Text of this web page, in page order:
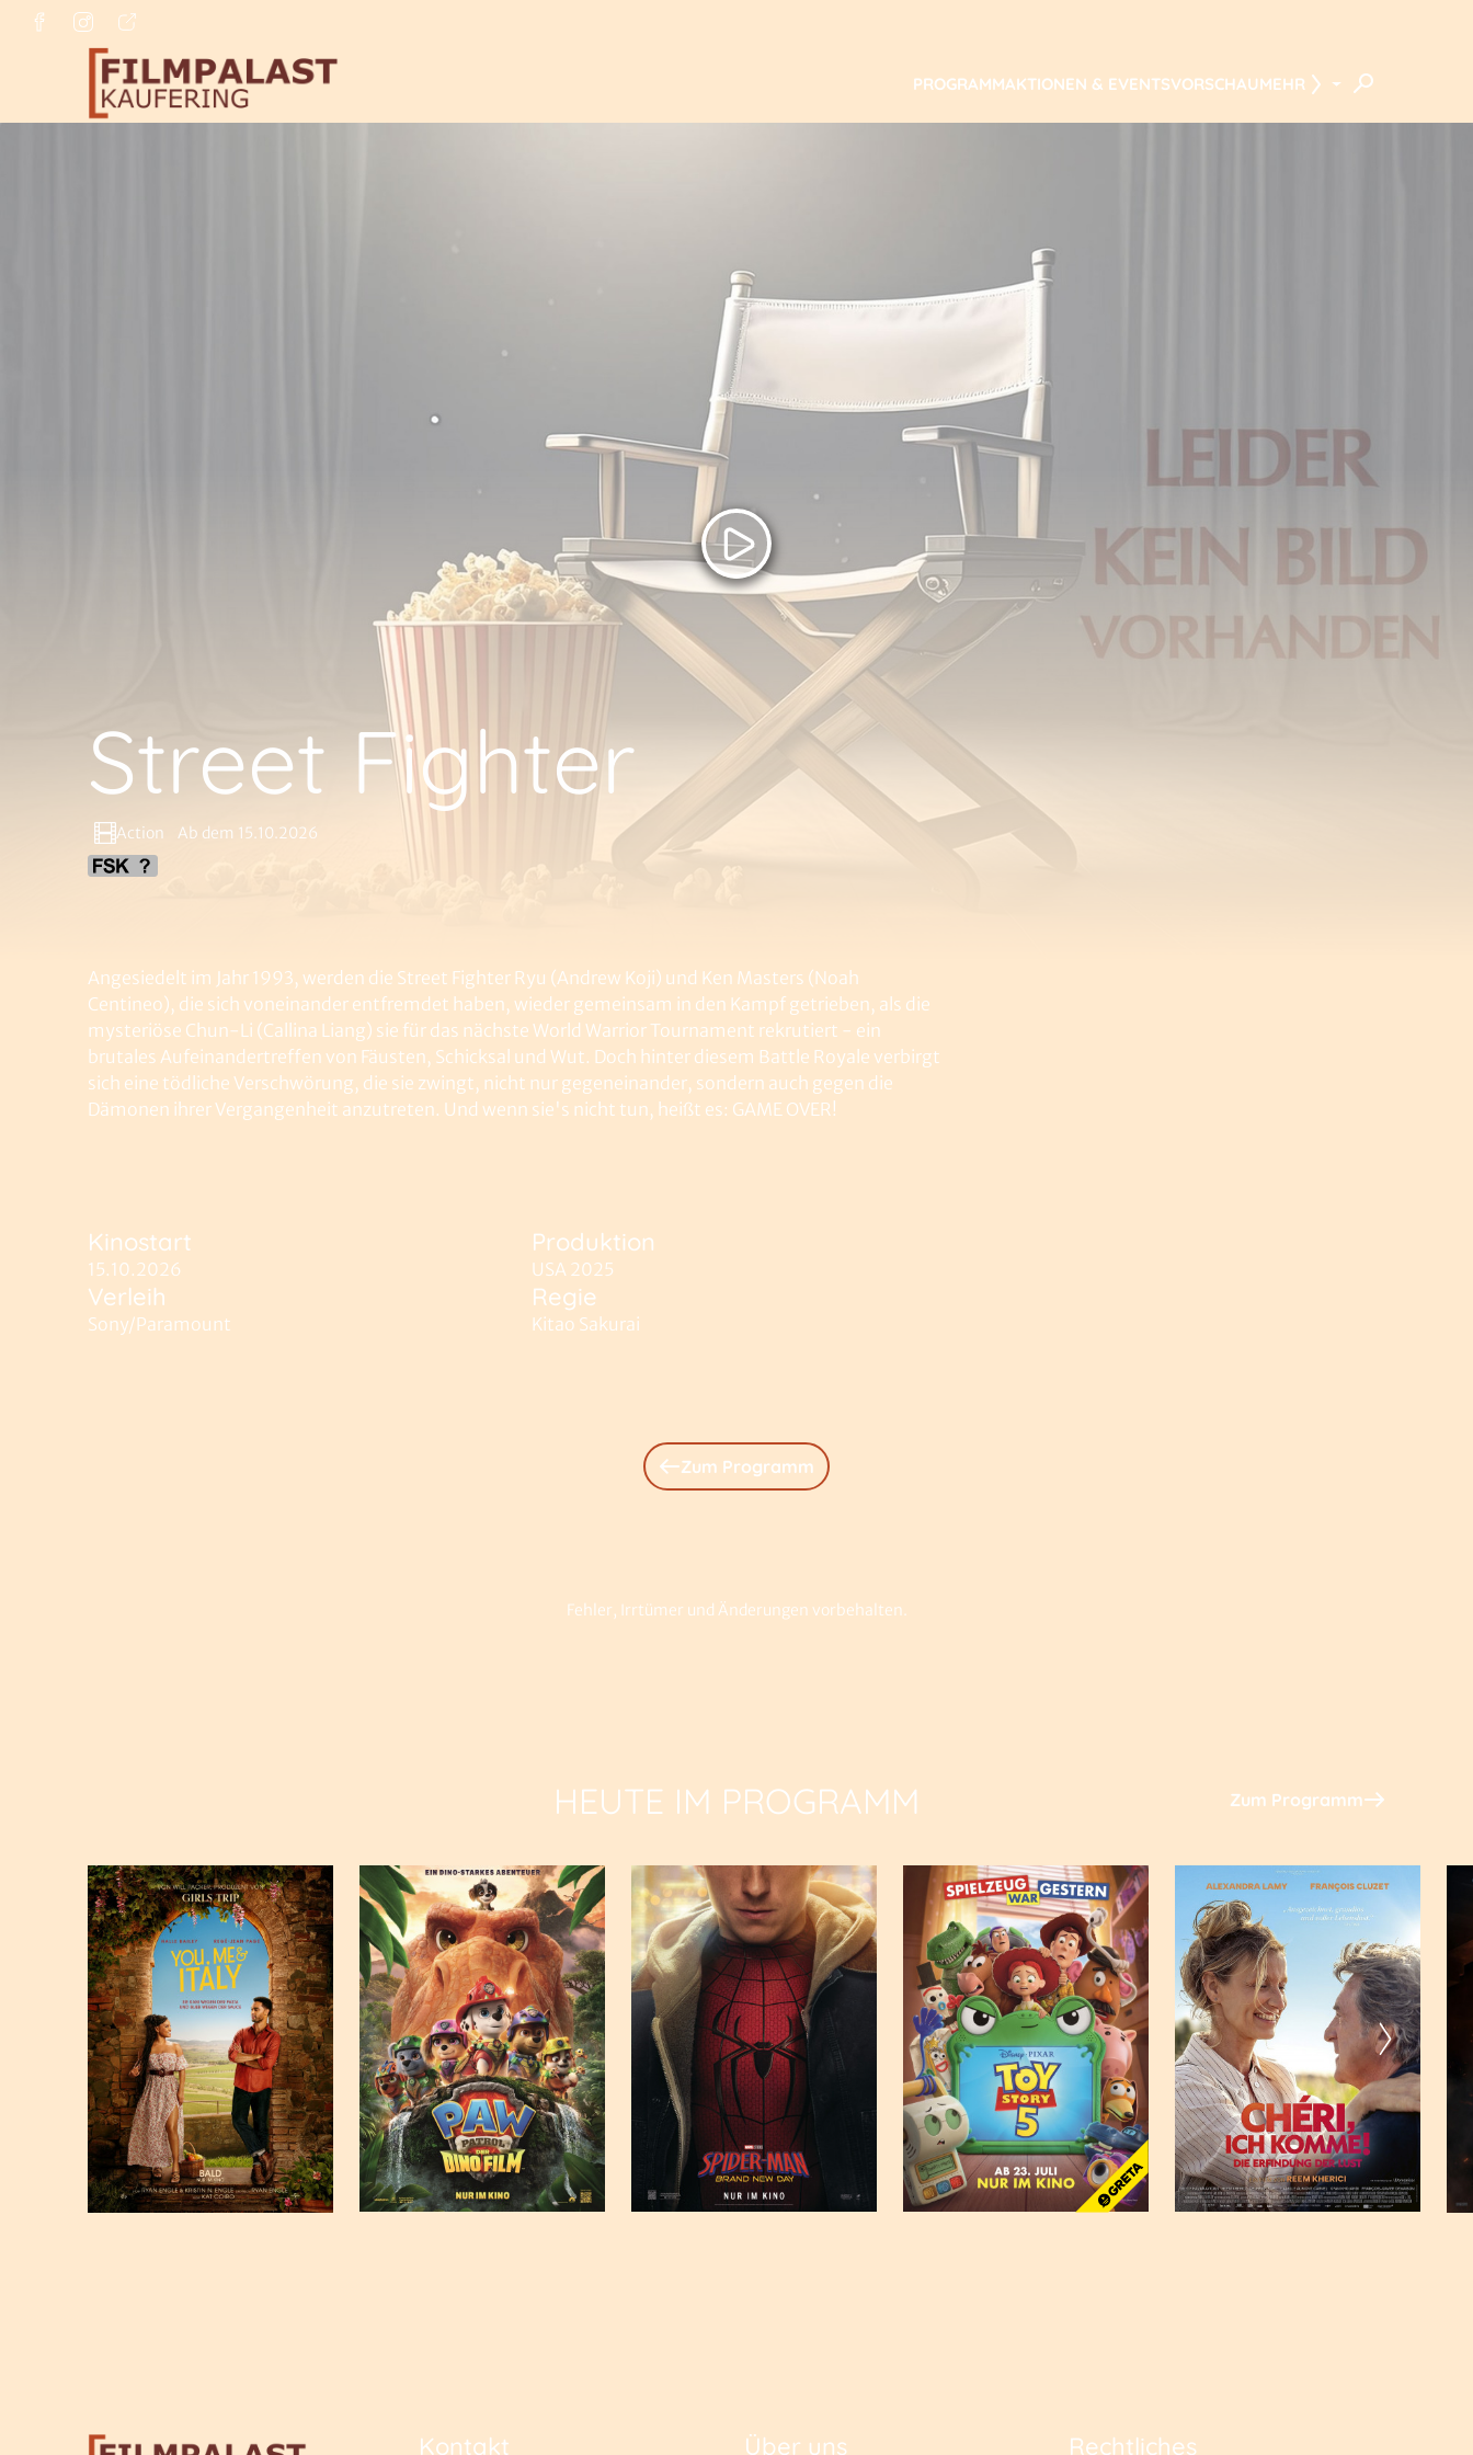
PROGRAMMAKTIONEN & EVENTSVORSCHAUMEHR
Street Fighter
Action Ab dem 15.10.2026
Angesiedelt im Jahr 1993, werden die Street Fighter Ryu (Andrew Koji) und Ken Masters (Noah
Centineo), die sich voneinander entfremdet haben, wieder gemeinsam in den Kampf getrieben, als die
mysteriöse Chun-Li (Callina Liang) sie für das nächste World Warrior Tournament rekrutiert - ein
brutales Aufeinandertreffen von Fäusten, Schicksal und Wut. Doch hinter diesem Battle Royale verbirgt
sich eine tödliche Verschwörung, die sie zwingt, nicht nur gegeneinander, sondern auch gegen die
Dämonen ihrer Vergangenheit anzutreten. Und wenn sie's nicht tun, heißt es: GAME OVER!
Kinostart
15.10.2026
Produktion
USA 2025
Verleih
Sony/Paramount
Regie
Kitao Sakurai
Zum Programm
Fehler, Irrtümer und Änderungen vorbehalten.
HEUTE IM PROGRAMM Zum Programm
Kontakt Über uns Rechtliches